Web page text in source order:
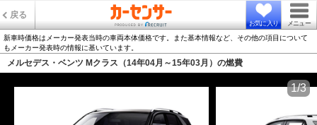
戻る
お気に入り メニュー
新車時価格はメーカー発表当時の車両本体価格です。また基本情報など、その他の項目について
もメーカー発表時の情報に基いています。
メルセデス・ベンツ Mクラス（14年04月～15年03月）の燃費
1/3